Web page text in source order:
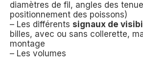
diamètres de fil, angles des
positionnement des poissons)
– Les différents signaux de
billes, avec ou sans collerette,
montage
– Les volumes